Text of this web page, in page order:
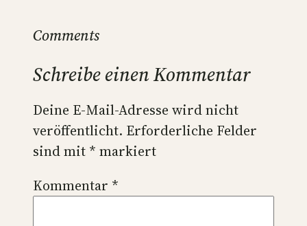
Comments
Schreibe einen Kommentar
Deine E-Mail-Adresse wird nicht
veröffentlicht. Erforderliche Felder
sind mit * markiert
Kommentar *